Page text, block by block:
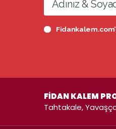
FİDAN KALEM
Tahtakale,